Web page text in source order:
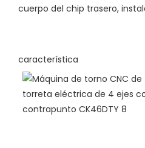
cuerpo del chip trasero,
característica